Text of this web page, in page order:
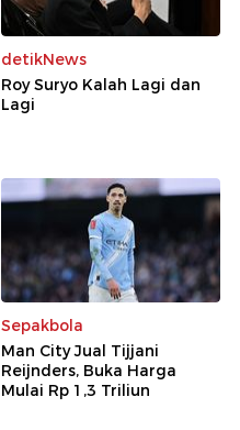
detikNews
Roy Suryo Kalah Lagi dan
Lagi
Sepakbola
Man City Jual Tijjani
Reijnders, Buka Harga
Mulai Rp 1,3 Triliun